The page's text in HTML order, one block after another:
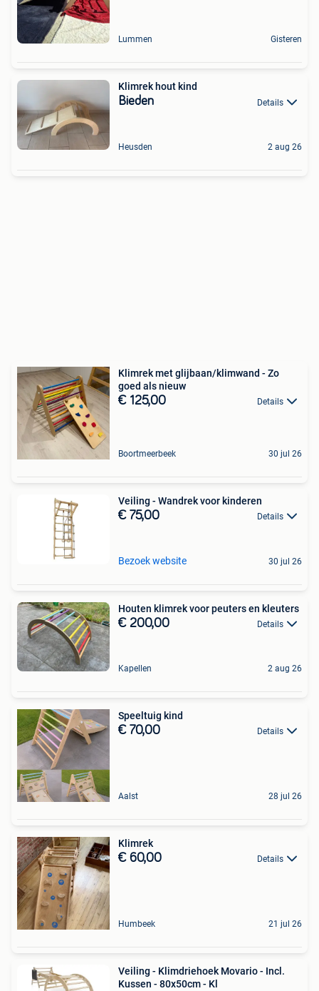
Lummen Gisteren
Klimrek hout kind
Bieden Details
Heusden 2 aug 26
Klimrek met glijbaan/klimwand - Zo
goed als nieuw
€ 125,00 Details
Boortmeerbeek 30 jul 26
Veiling - Wandrek voor kinderen
€ 75,00 Details
Bezoek website 30 jul 26
Houten klimrek voor peuters en kleuters
€ 200,00 Details
Kapellen 2 aug 26
Speeltuig kind
€ 70,00 Details
Aalst 28 jul 26
Klimrek
€ 60,00 Details
Humbeek 21 jul 26
Veiling - Klimdriehoek Movario - Incl.
Kussen - 80x50cm - Kl